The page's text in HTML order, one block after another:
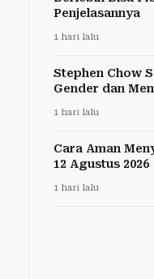
Penjelasannya
1 hari lalu
Stephen Chow
Gender dan
1 hari lalu
Cara Aman
12 Agustus 2026
1 hari lalu